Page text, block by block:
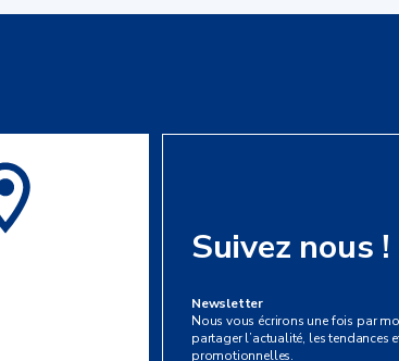
Suivez nous !
Newsletter
Nous vous écrirons une fois par
partager l’actualité, les tendances
promotionnelles.